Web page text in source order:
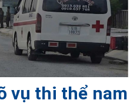
vụ thi thể nam